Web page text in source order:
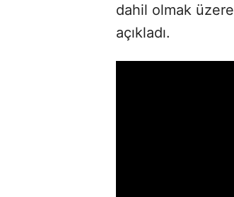
dahil olmak
açıkladı.